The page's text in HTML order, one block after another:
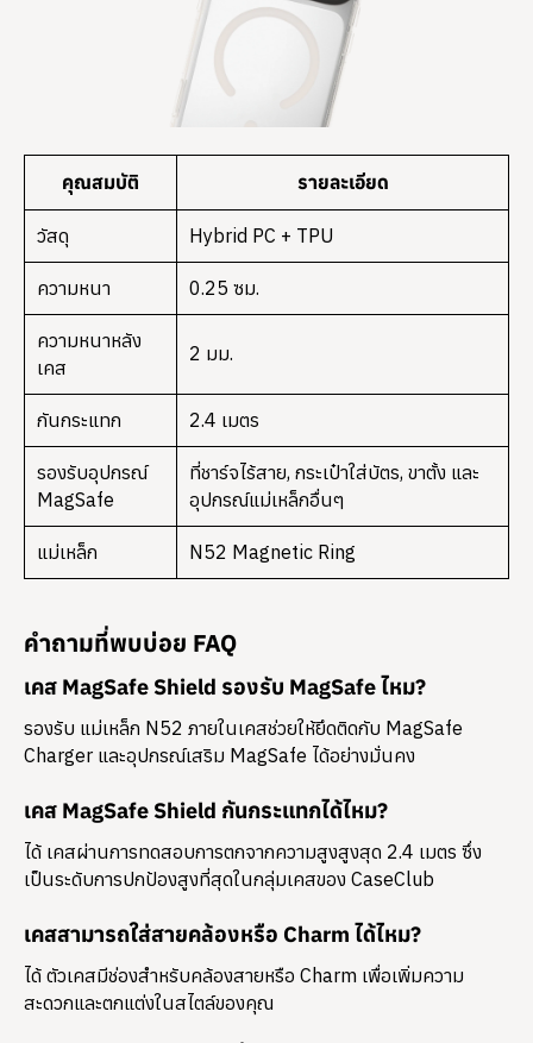
คุณสมบัติ รายละเอียด
วัสดุ Hybrid PC + TPU
ความหนา 0.25 ซม.
ความหนาหลัง
เคส
2 มม.
กันกระแทก 2.4 เมตร
รองรับอุปกรณ์
MagSafe
ที่ชาร์จไร้สาย, กระเป๋าใส่บัตร, ขาตั้ง และ
อุปกรณ์แม่เหล็กอื่นๆ
แม่เหล็ก N52 Magnetic Ring
คำถามที่พบบ่อย FAQ
เคส MagSafe Shield รองรับ MagSafe ไหม?
รองรับ แม่เหล็ก N52 ภายในเคสช่วยให้ยึดติดกับ MagSafe
Charger และอุปกรณ์เสริม MagSafe ได้อย่างมั่นคง
เคส MagSafe Shield กันกระแทกได้ไหม?
ได้ เคสผ่านการทดสอบการตกจากความสูงสูงสุด 2.4 เมตร ซึ่ง
เป็นระดับการปกป้องสูงที่สุดในกลุ่มเคสของ CaseClub
เคสสามารถใส่สายคล้องหรือ Charm ได้ไหม?
ได้ ตัวเคสมีช่องสำหรับคล้องสายหรือ Charm เพื่อเพิ่มความ
สะดวกและตกแต่งในสไตล์ของคุณ